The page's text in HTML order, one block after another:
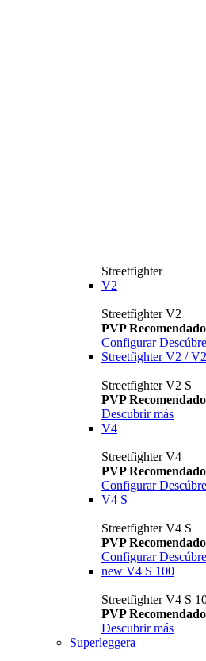
Streetfighter
V2
Streetfighter V2
PVP
Configurar
Streetfighter V2 /
Streetfighter V2 S
PVP
Descubrir más
V4
Streetfighter V4
PVP
Configurar
V4 S
Streetfighter V4 S
PVP
Configurar
new V4 S 100
Streetfighter V4 S
PVP
Descubrir más
Superleggera